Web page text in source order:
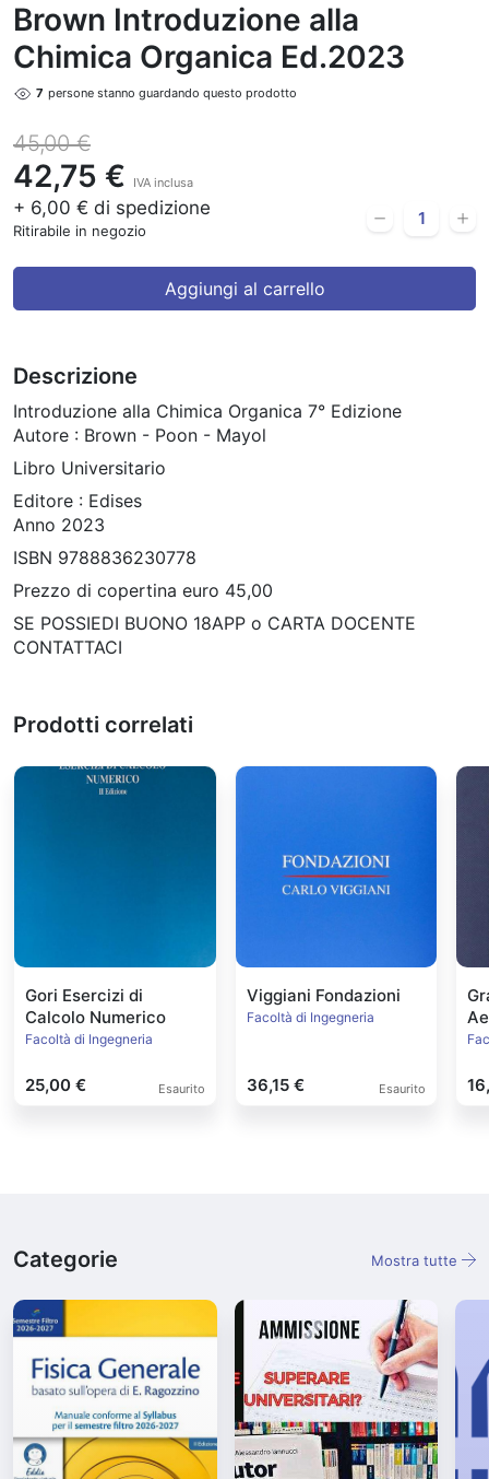
Brown Introduzione alla
Chimica Organica Ed.2023
7 persone stanno guardando questo prodotto
45,00 €
42,75 € IVA inclusa
+ 6,00 € di spedizione
Ritirabile in negozio
Aggiungi al carrello
Descrizione
Introduzione alla Chimica Organica 7° Edizione
Autore : Brown - Poon - Mayol
Libro Universitario
Editore : Edises
Anno 2023
ISBN 9788836230778
Prezzo di copertina euro 45,00
SE POSSIEDI BUONO 18APP o CARTA DOCENTE
CONTATTACI
Prodotti correlati
Gori Esercizi di
Calcolo Numerico
Facoltà di Ingegneria
25,00 € Esaurito
Viggiani Fondazioni
Facoltà di Ingegneria
36,15 € Esaurito
Categorie Mostra tutte